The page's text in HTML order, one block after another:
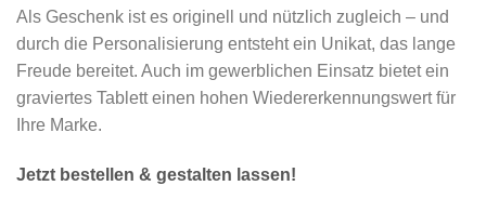
Als Geschenk ist es originell und nützlich zugleich – und
durch die Personalisierung entsteht ein Unikat, das lange
Freude bereitet. Auch im gewerblichen Einsatz bietet ein
graviertes Tablett einen hohen Wiedererkennungswert für
Ihre Marke.
Jetzt bestellen & gestalten lassen!